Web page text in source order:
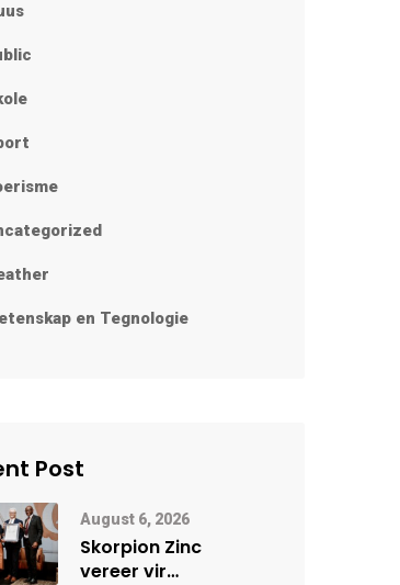
en Tegnologie
Post
August 6, 2026
Skorpion Zinc
vereer vir